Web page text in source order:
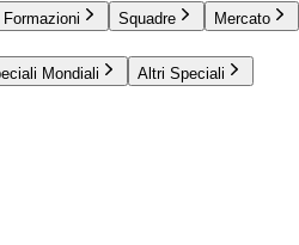
Formazioni Squadre Mercato
Mondiali Altri Speciali